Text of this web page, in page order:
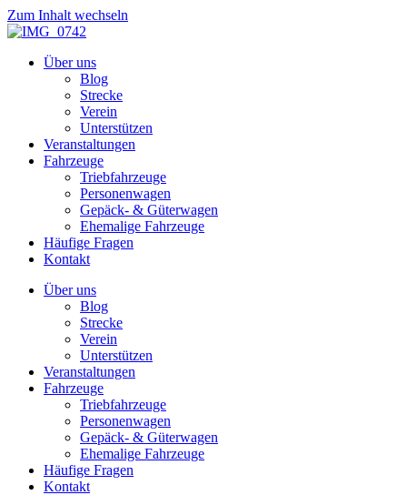
Zum Inhalt wechseln
Über uns
Blog
Strecke
Verein
Unterstützen
Veranstaltungen
Fahrzeuge
Triebfahrzeuge
Personenwagen
Gepäck- & Güterwagen
Ehemalige Fahrzeuge
Häufige Fragen
Kontakt
Über uns
Blog
Strecke
Verein
Unterstützen
Veranstaltungen
Fahrzeuge
Triebfahrzeuge
Personenwagen
Gepäck- & Güterwagen
Ehemalige Fahrzeuge
Häufige Fragen
Kontakt